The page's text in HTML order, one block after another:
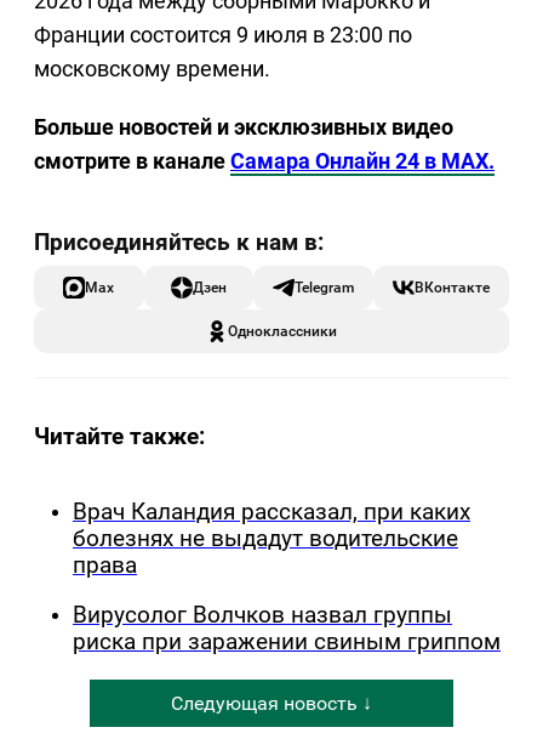
Франции состоится 9 июля в 23:00 по
московскому времени.
Больше новостей и эксклюзивных видео
смотрите в каналеСамара Онлайн 24 в MAX.
Max Дзен Telegram ВКонтакте
Одноклассники
Читайте также:
Врач Каландия рассказал, при каких
болезнях не выдадут водительские
права
Вирусолог Волчков назвал группы
риска при заражении свиным гриппом
Следующая новость ↓